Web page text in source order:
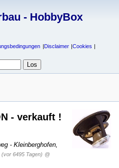
- HobbyBox
Disclaimer
Cookies
- verkauft !
- Kleinberghofen
(vor 6495 Tagen) @